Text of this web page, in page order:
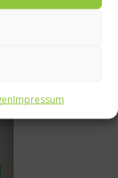
Impressum